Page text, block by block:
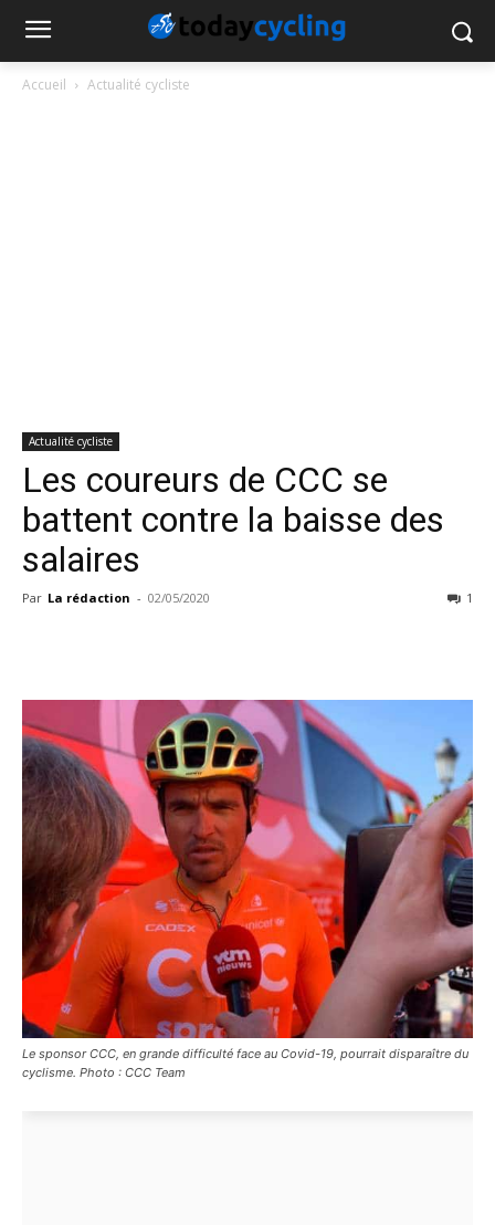
Accueil Actualité cycliste
Actualité cycliste
Les coureurs de CCC se
battent contre la baisse des
salaires
Par La rédaction - 02/05/2020 1
Le sponsor CCC, en grande difficulté face au Covid-19, pourrait disparaître du
cyclisme. Photo : CCC Team